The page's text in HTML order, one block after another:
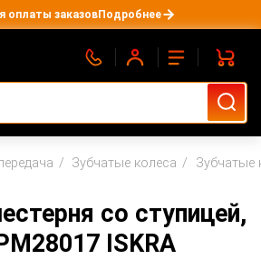
оплаты заказовПодробнее
Зубчатые колеса Зубчатые
со ступицей,
ISKRA